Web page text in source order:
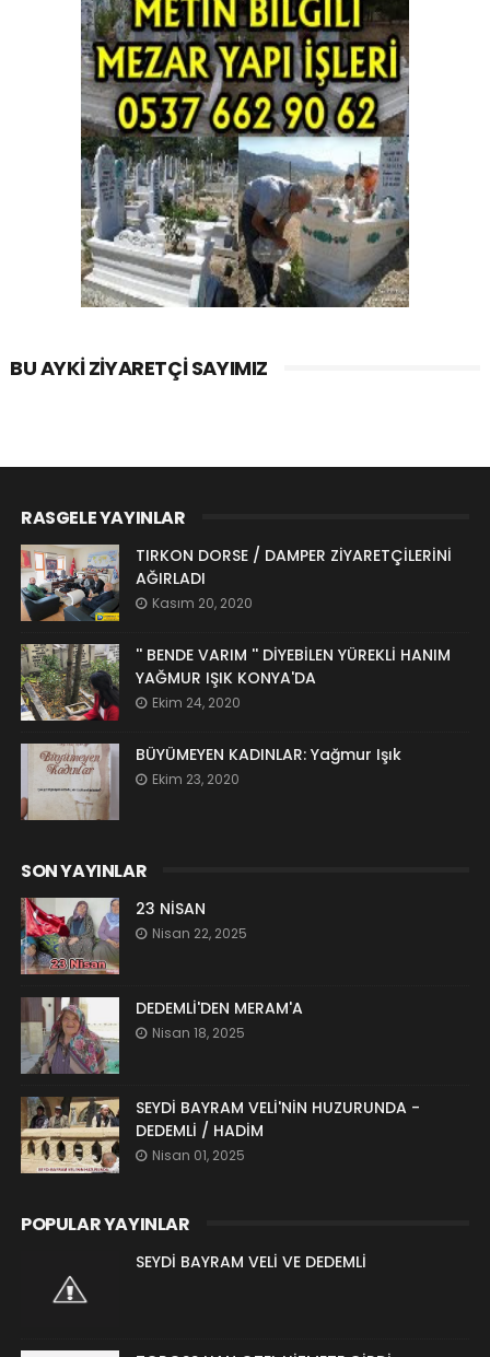
BU AYKI ZIYARETÇI SAYIMIZ
RASGELE YAYINLAR
TIRKON DORSE / DAMPER ZİYARETÇİLERİNİ
AĞIRLADI
Kasım 20, 2020
'' BENDE VARIM '' DİYEBİLEN YÜREKLİ HANIM
YAĞMUR IŞIK KONYA'DA
Ekim 24, 2020
BÜYÜMEYEN KADINLAR: Yağmur Işık
Ekim 23, 2020
SON YAYINLAR
23 NİSAN
Nisan 22, 2025
DEDEMLİ'DEN MERAM'A
Nisan 18, 2025
SEYDİ BAYRAM VELİ'NİN HUZURUNDA -
DEDEMLİ / HADİM
Nisan 01, 2025
POPULAR YAYINLAR
SEYDİ BAYRAM VELİ VE DEDEMLİ